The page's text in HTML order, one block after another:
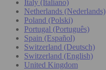
Italy (Italiano)
Netherlands (Nederlands)
Poland (Polski)
Portugal (Português)
Spain (Español)
Switzerland (Deutsch)
Switzerland (English)
United Kingdom